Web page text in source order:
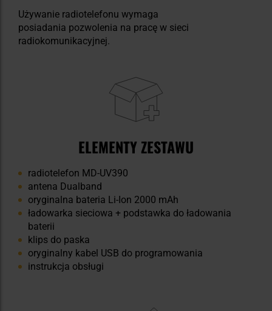
Używanie radiotelefonu wymaga
posiadania pozwolenia na pracę w sieci
radiokomunikacyjnej.
ELEMENTY ZESTAWU
radiotelefon MD-UV390
antena Dualband
oryginalna bateria Li-Ion 2000 mAh
ładowarka sieciowa + podstawka do ładowania
baterii
klips do paska
oryginalny kabel USB do programowania
instrukcja obsługi